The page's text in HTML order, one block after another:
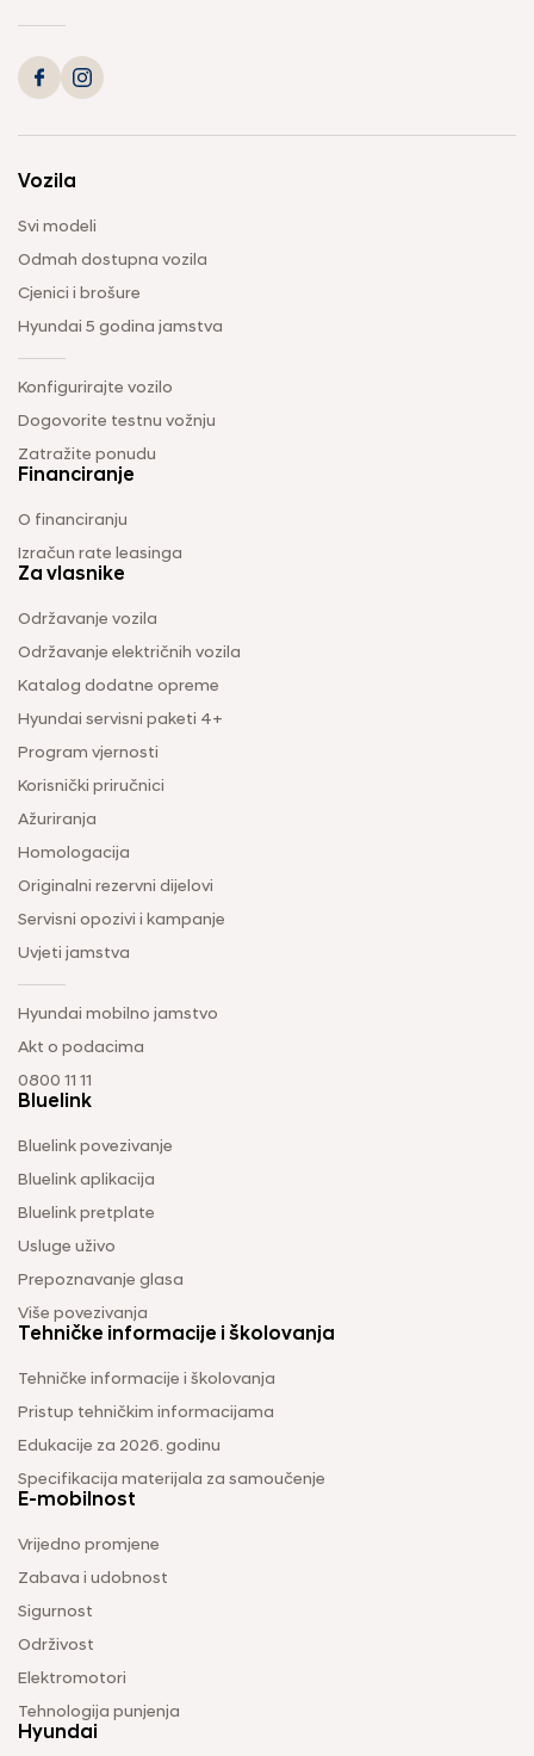
Vozila
Svi modeli
Odmah dostupna vozila
Cjenici i brošure
Hyundai 5 godina jamstva
Konfigurirajte vozilo
Dogovorite testnu vožnju
Zatražite ponudu
Financiranje
O financiranju
Izračun rate leasinga
Za vlasnike
Održavanje vozila
Održavanje električnih vozila
Katalog dodatne opreme
Hyundai servisni paketi 4+
Program vjernosti
Korisnički priručnici
Ažuriranja
Homologacija
Originalni rezervni dijelovi
Servisni opozivi i kampanje
Uvjeti jamstva
Hyundai mobilno jamstvo
Akt o podacima
0800 11 11
Bluelink
Bluelink povezivanje
Bluelink aplikacija
Bluelink pretplate
Usluge uživo
Prepoznavanje glasa
Više povezivanja
Tehničke informacije i školovanja
Tehničke informacije i školovanja
Pristup tehničkim informacijama
Edukacije za 2026. godinu
Specifikacija materijala za samoučenje
E-mobilnost
Vrijedno promjene
Zabava i udobnost
Sigurnost
Održivost
Elektromotori
Tehnologija punjenja
Hyundai